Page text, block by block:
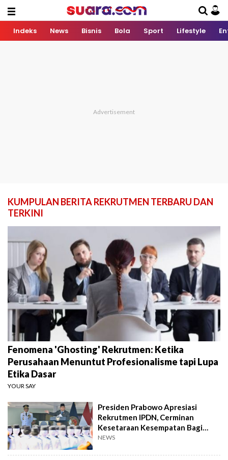
Indeks News Bisnis Bola Sport Lifestyle
KUMPULAN BERITA REKRUTMEN TERBARU DAN
TERKINI
Fenomena 'Ghosting' Rekrutmen: Ketika
Perusahaan Menuntut Profesionalisme tapi Lupa
Etika Dasar
YOUR SAY
Presiden Prabowo Apresiasi
Rekrutmen IPDN, Cerminan
Kesetaraan Kesempatan Bagi
Putra-Putri Bangsa
NEWS